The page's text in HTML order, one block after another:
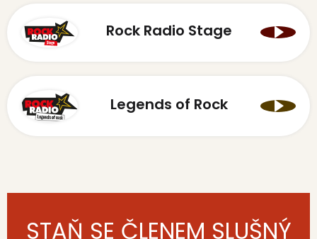
Rock Radio Stage
Legends of Rock
STAŇ SE ČLENEM SLUŠNÝ